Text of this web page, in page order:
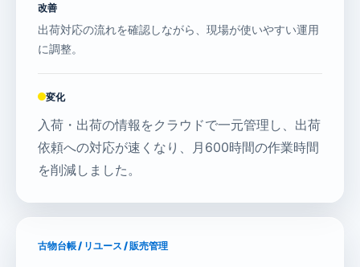
改善
出荷対応の流れを確認しながら、現場が使いやすい運用
に調整。
変化
入荷・出荷の情報をクラウドで一元管理し、出荷
依頼への対応が速くなり、月600時間の作業時間
を削減しました。
古物台帳 / リユース / 販売管理